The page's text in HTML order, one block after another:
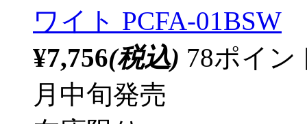
ワイト PCFA-01BSW
¥7,756(税込) 78ポイ
月中旬発売